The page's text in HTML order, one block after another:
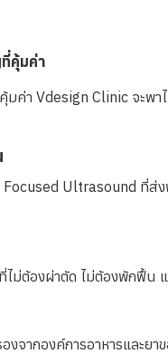
คุ้มค่า
มค่า Vdesign Clinic จะพา
Ultrasound ที่ส่
ม่ต้องผ่าตัด ไม่ต้องพักฟื้น
จากองค์การอาหารและย